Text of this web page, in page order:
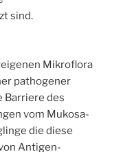
sind.
Mikroflora
pathogener
Barriere des
vom Mukosa-
die diese
Antigen-